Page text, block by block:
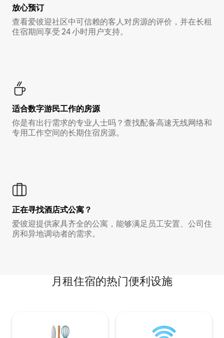
放心预订
查看爱彼迎社区中可信赖的客人对房源的评价，并在长租
住宿期间享受 24 小时用户支持。
适合数字游民工作的房源
你是有出行需求的专业人士吗？查找配备高速无线网络和
专用工作空间的长期住宿房源。
正在寻找酒店式公寓？
爱彼迎提供家具齐全的公寓，能够满足员工安置、公司住
房和异地调动者的需求。
月租住宿的热门便利设施